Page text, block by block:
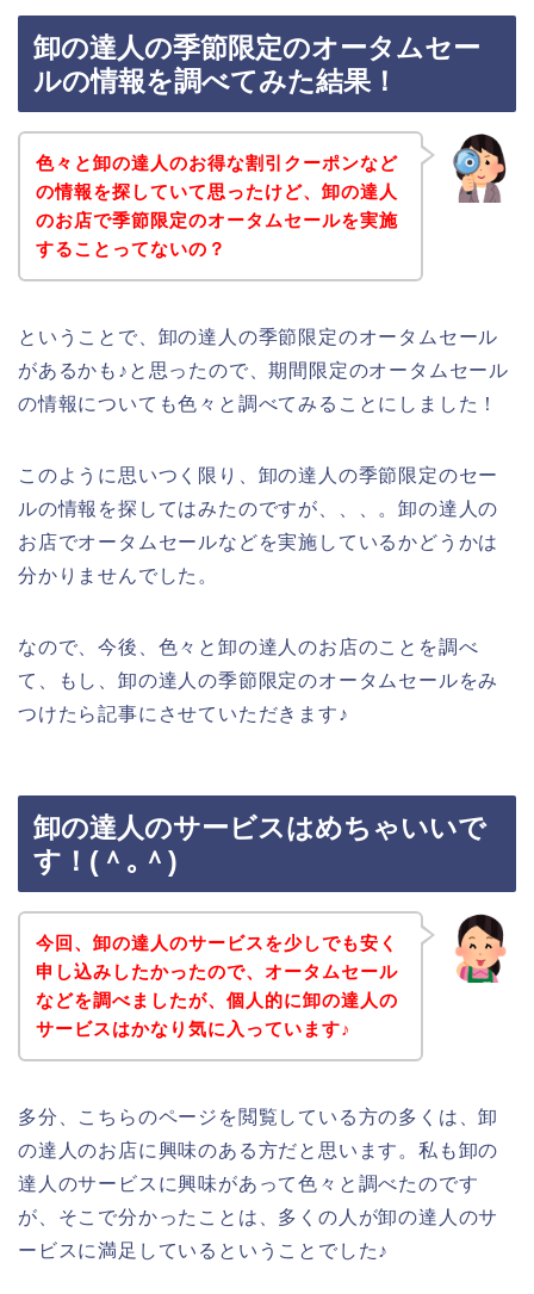
卸の達人の季節限定のオータムセー
ルの情報を調べてみた結果！
色々と卸の達人のお得な割引クーポンなど
の情報を探していて思ったけど、卸の達人
のお店で季節限定のオータムセールを実施
することってないの？
ということで、卸の達人の季節限定のオータムセール
があるかも♪と思ったので、期間限定のオータムセール
の情報についても色々と調べてみることにしました！
このように思いつく限り、卸の達人の季節限定のセー
ルの情報を探してはみたのですが、、、。卸の達人の
お店でオータムセールなどを実施しているかどうかは
分かりませんでした。
なので、今後、色々と卸の達人のお店のことを調べ
て、もし、卸の達人の季節限定のオータムセールをみ
つけたら記事にさせていただきます♪
卸の達人のサービスはめちゃいいで
す！(＾｡＾)
今回、卸の達人のサービスを少しでも安く
申し込みしたかったので、オータムセール
などを調べましたが、個人的に卸の達人の
サービスはかなり気に入っています♪
多分、こちらのページを閲覧している方の多くは、卸
の達人のお店に興味のある方だと思います。私も卸の
達人のサービスに興味があって色々と調べたのです
が、そこで分かったことは、多くの人が卸の達人のサ
ービスに満足しているということでした♪